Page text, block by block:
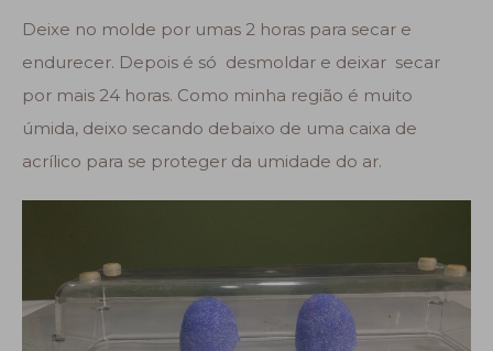
Deixe no molde por umas 2 horas para secar e
endurecer. Depois é só desmoldar e deixar secar
por mais 24 horas. Como minha região é muito
úmida, deixo secando debaixo de uma caixa de
acrílico para se proteger da umidade do ar.